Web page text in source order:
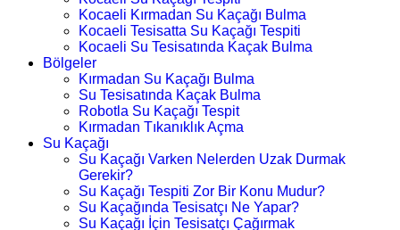
Kocaeli Kırmadan Su Kaçağı Bulma
Kocaeli Tesisatta Su Kaçağı Tespiti
Kocaeli Su Tesisatında Kaçak Bulma
Bölgeler
Kırmadan Su Kaçağı Bulma
Su Tesisatında Kaçak Bulma
Robotla Su Kaçağı Tespit
Kırmadan Tıkanıklık Açma
Su Kaçağı
Su Kaçağı Varken Nelerden Uzak Durmak
Gerekir?
Su Kaçağı Tespiti Zor Bir Konu Mudur?
Su Kaçağında Tesisatçı Ne Yapar?
Su Kaçağı İçin Tesisatçı Çağırmak